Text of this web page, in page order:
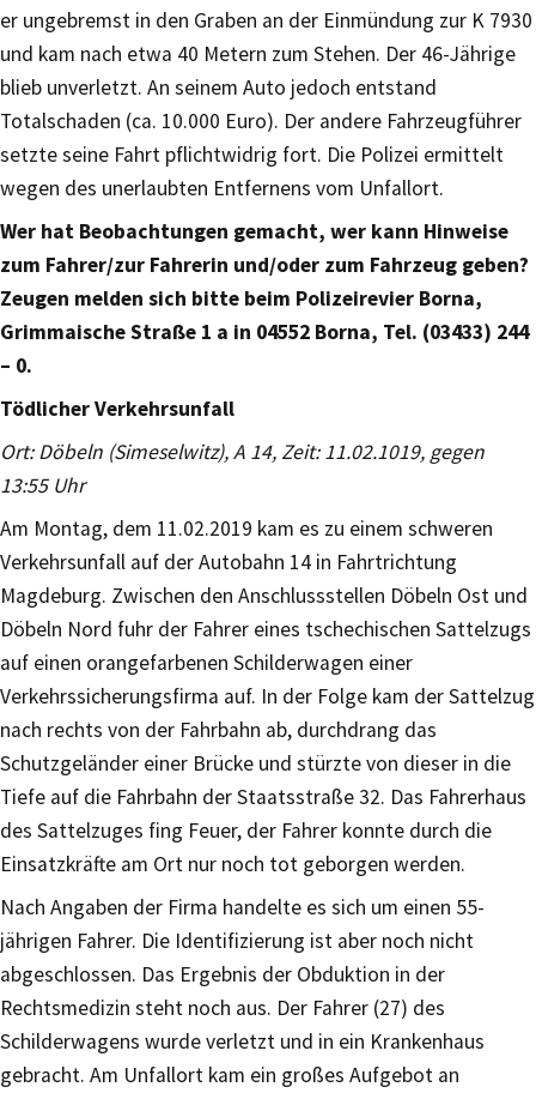
er ungebremst in den Graben an der Einmündung zur K 7930
und kam nach etwa 40 Metern zum Stehen. Der 46-Jährige
blieb unverletzt. An seinem Auto jedoch entstand
Totalschaden (ca. 10.000 Euro). Der andere Fahrzeugführer
setzte seine Fahrt pflichtwidrig fort. Die Polizei ermittelt
wegen des unerlaubten Entfernens vom Unfallort.
Wer hat Beobachtungen gemacht, wer kann Hinweise
zum Fahrer/zur Fahrerin und/oder zum Fahrzeug geben?
Zeugen melden sich bitte beim Polizeirevier Borna,
Grimmaische Straße 1 a in 04552 Borna, Tel. (03433) 244
– 0.
Tödlicher Verkehrsunfall
Ort: Döbeln (Simeselwitz), A 14, Zeit: 11.02.1019, gegen
13:55 Uhr
Am Montag, dem 11.02.2019 kam es zu einem schweren
Verkehrsunfall auf der Autobahn 14 in Fahrtrichtung
Magdeburg. Zwischen den Anschlussstellen Döbeln Ost und
Döbeln Nord fuhr der Fahrer eines tschechischen Sattelzugs
auf einen orangefarbenen Schilderwagen einer
Verkehrssicherungsfirma auf. In der Folge kam der Sattelzug
nach rechts von der Fahrbahn ab, durchdrang das
Schutzgeländer einer Brücke und stürzte von dieser in die
Tiefe auf die Fahrbahn der Staatsstraße 32. Das Fahrerhaus
des Sattelzuges fing Feuer, der Fahrer konnte durch die
Einsatzkräfte am Ort nur noch tot geborgen werden.
Nach Angaben der Firma handelte es sich um einen 55-
jährigen Fahrer. Die Identifizierung ist aber noch nicht
abgeschlossen. Das Ergebnis der Obduktion in der
Rechtsmedizin steht noch aus. Der Fahrer (27) des
Schilderwagens wurde verletzt und in ein Krankenhaus
gebracht. Am Unfallort kam ein großes Aufgebot an